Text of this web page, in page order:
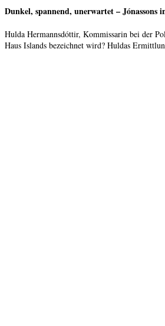
Dunkel, spannend, unerwartet –
Hulda Hermannsdóttir, Kommissarin bei der
Haus Islands bezeichnet wird? Huldas